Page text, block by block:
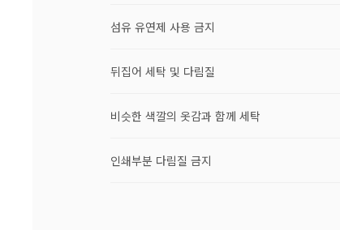
섬유 유연제 사용 금지
뒤집어 세탁 및 다림질
비슷한 색깔의 옷감과 함께 세탁
인쇄부분 다림질 금지